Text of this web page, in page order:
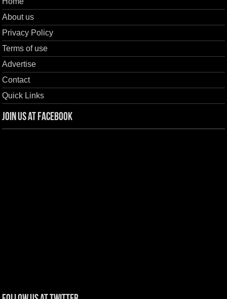
About us
Privacy Policy
Terms of use
Advertise
Contact
Quick Links
Join us at Facebook